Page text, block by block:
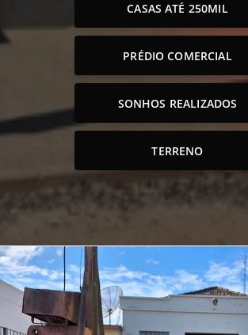
CASAS ATÉ 250MIL
PRÉDIO COMERCIAL
SONHOS REALIZADOS
TERRENO